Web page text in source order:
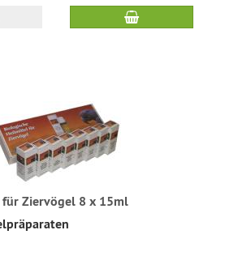
für Ziervögel 8 x 15ml